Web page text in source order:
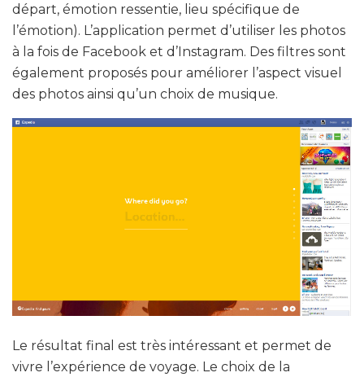
départ, émotion ressentie, lieu spécifique de
l’émotion). L’application permet d’utiliser les photos
à la fois de Facebook et d’Instagram. Des filtres sont
également proposés pour améliorer l’aspect visuel
des photos ainsi qu’un choix de musique.
Le résultat final est très intéressant et permet de
vivre l’expérience de voyage. Le choix de la